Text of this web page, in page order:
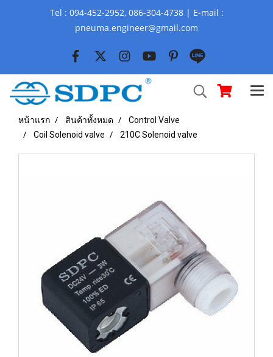
Tel : 094-452-2952, 086-304-4738 | E-mail :
pneuma.engineer@gmail.com
หน้าแรก สินค้าทั้งหมด
Control Valve
Coil Solenoid valve
210C Solenoid valve